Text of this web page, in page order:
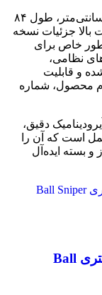
نسخهٔ ماکت ارائه‌شده با ابعاد دهانه بال ۱۹۰ سانتی‌متر، طول ۸۴
با دقت بالا جزئیات نسخه
خاص برای
نظامی،
و قابلیت
محصول، شماره
دقیق،
است که آن را
و بسته ایده‌آل
جعبه مهمات دکوری ۱۲.۷×۱۰۸ میلی‌متری Ball